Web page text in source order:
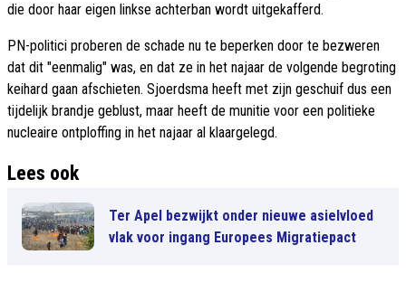
die door haar eigen linkse achterban wordt uitgekafferd.
PN-politici proberen de schade nu te beperken door te bezweren
dat dit "eenmalig" was, en dat ze in het najaar de volgende begroting
keihard gaan afschieten. Sjoerdsma heeft met zijn geschuif dus een
tijdelijk brandje geblust, maar heeft de munitie voor een politieke
nucleaire ontploffing in het najaar al klaargelegd.
Lees ook
Ter Apel bezwijkt onder nieuwe asielvloed
vlak voor ingang Europees Migratiepact